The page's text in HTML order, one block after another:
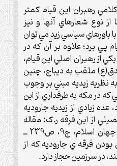
رهبران اين قيام کمتر
نوع شعارهاي آنها و نيز
باورهاي سياسي زيد مي توان
پي برد؛ علاوه بر آن که در
از رهبران اصلي اين قيام،
ملقب به ديباج، چنين
زيديه مبني بر وجوب
در مکه به طرفداري از ابن
عده زيادي از زيديه جاروديه
از اين فرقه ر.ک: مقاله
«جاروديه» در دانشنامه ي جهان اسلام، ج9، ص239 ــ
بودن فرقه ي جاروديه که از
در سرزمين حجاز دارد.